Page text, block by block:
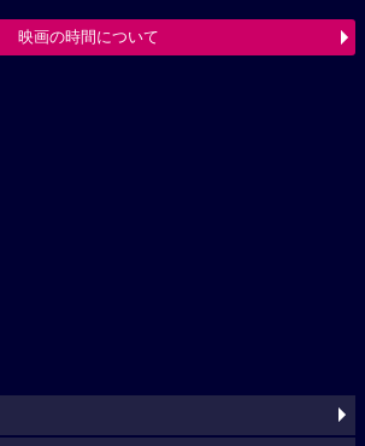
映画の時間について